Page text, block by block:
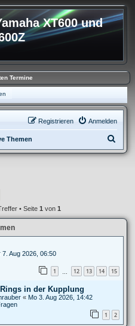
XT600 und
Termine
Anmelden
Registrieren
Themen
u
• Seite 1 von 1
7. Aug 2026, 06:50
1 12 13 14 15
in der Kupplung
« Mo 3. Aug 2026, 14:42
1 2